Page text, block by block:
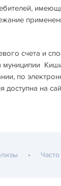
счета и
по
доступна на